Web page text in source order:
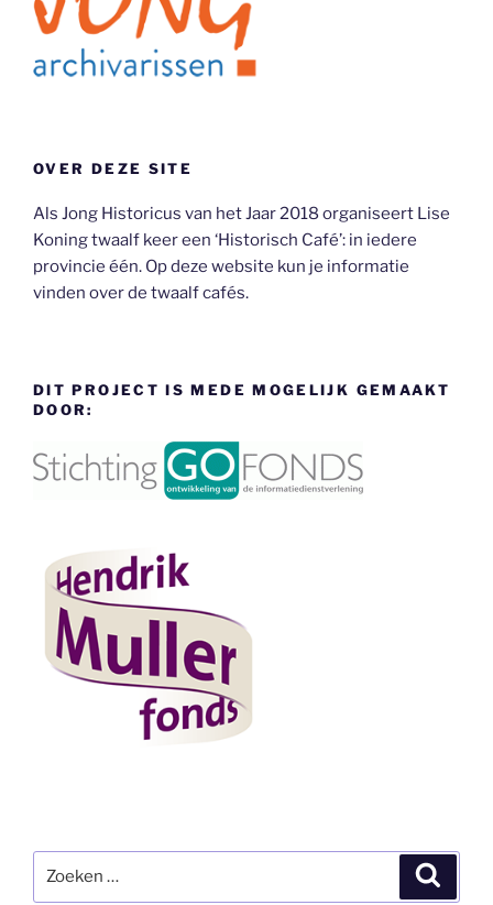
OVER DEZE SITE
Als Jong Historicus van het Jaar 2018 organiseert Lise
Koning twaalf keer een ‘Historisch Café’: in iedere
provincie één. Op deze website kun je informatie
vinden over de twaalf cafés.
DIT PROJECT IS MEDE MOGELIJK GEMAAKT
DOOR:
naar: